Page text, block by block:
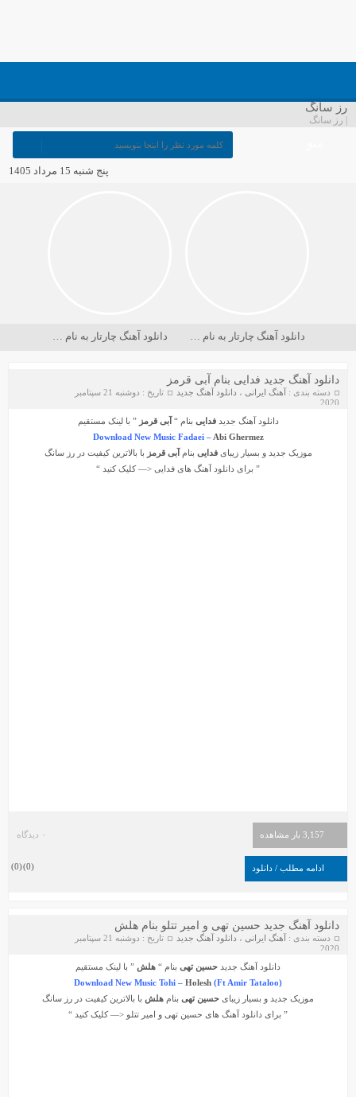
رز سانگ
| رز سانگ
پنج شنبه 15 مرداد 1405
دانلود آهنگ چارتار به نام در حسرت ماه دانلود آهنگ چارتار به نام دریا کجاست
دانلود آهنگ جدید فدایی بنام آبی قرمز
دسته بندی :آهنگ ایرانی ، دانلود آهنگ جدید
تاریخ : دوشنبه 21 سپتامبر
2020
دانلود آهنگ جدید فدایی بنام “آبی قرمز” با لینک مستقیم
Download New Music Fadaei – Abi Ghermez
موزیک جدید و بسیار زیبایفدایی بنام آبی قرمز با بالاترین کیفیت در رز سانگ
” برای دانلود آهنگ های فدایی <— کلیک کنید “
3,157 بار مشاهده ۰ دیدگاه
ادامه مطلب / دانلود (
0
)
(
0
)
دانلود آهنگ جدید حسین تهی و امیر تتلو بنام هلش
دسته بندی :آهنگ ایرانی ، دانلود آهنگ جدید
تاریخ : دوشنبه 21 سپتامبر
2020
دانلود آهنگ جدید حسین تهی بنام “ هلش ” با لینک مستقیم
Download New Music Tohi – Holesh (Ft Amir Tataloo)
موزیک جدید و بسیار زیبای حسین تهی بنام هلش با بالاترین کیفیت در رز سانگ
” برای دانلود آهنگ های حسین تهی و امیر تتلو <— کلیک کنید “